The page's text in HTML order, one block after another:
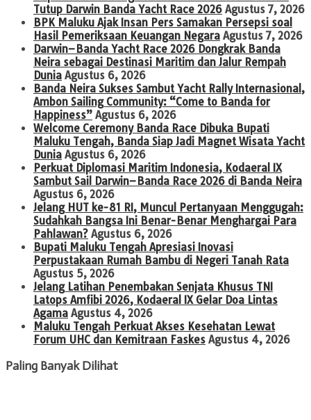
Tutup Darwin Banda Yacht Race 2026 Agustus 7, 2026
BPK Maluku Ajak Insan Pers Samakan Persepsi soal
Hasil Pemeriksaan Keuangan Negara Agustus 7, 2026
Darwin–Banda Yacht Race 2026 Dongkrak Banda
Neira sebagai Destinasi Maritim dan Jalur Rempah
Dunia Agustus 6, 2026
Banda Neira Sukses Sambut Yacht Rally Internasional,
Ambon Sailing Community: “Come to Banda for
Happiness” Agustus 6, 2026
Welcome Ceremony Banda Race Dibuka Bupati
Maluku Tengah, Banda Siap Jadi Magnet Wisata Yacht
Dunia Agustus 6, 2026
Perkuat Diplomasi Maritim Indonesia, Kodaeral IX
Sambut Sail Darwin–Banda Race 2026 di Banda Neira
Agustus 6, 2026
Jelang HUT ke-81 RI, Muncul Pertanyaan Menggugah:
Sudahkah Bangsa Ini Benar-Benar Menghargai Para
Pahlawan? Agustus 6, 2026
Bupati Maluku Tengah Apresiasi Inovasi
Perpustakaan Rumah Bambu di Negeri Tanah Rata
Agustus 5, 2026
Jelang Latihan Penembakan Senjata Khusus TNI
Latops Amfibi 2026, Kodaeral IX Gelar Doa Lintas
Agama Agustus 4, 2026
Maluku Tengah Perkuat Akses Kesehatan Lewat
Forum UHC dan Kemitraan Faskes Agustus 4, 2026
Paling Banyak Dilihat